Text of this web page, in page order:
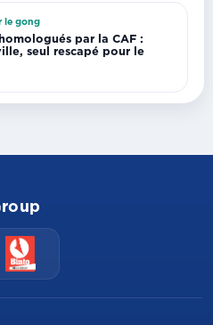
le gong
par la CAF :
seul rescapé pour le